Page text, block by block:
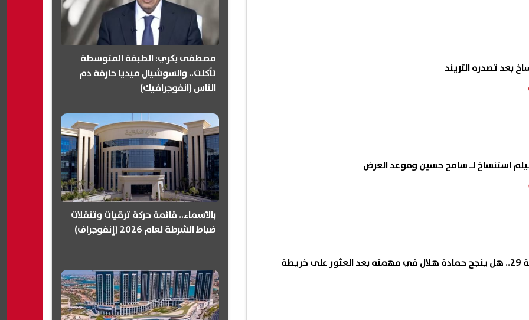
بعد تصدره التريند
استنساخ لـ سامح حسين وموعد العرض
مسلسل المداح 5 الحلقة 29.. هل ينجح حمادة هلال في مهمته بعد العثور على خريطة
مصطفى بكري: الطبقة المتوسطة
تآكلت.. والسوشيال ميديا حارقة دم
الناس (انفوجرافيك)
بالأسماء.. قائمة حركة ترقيات وتنقلات
ضباط الشرطة لعام 2026 (إنفوجراف)